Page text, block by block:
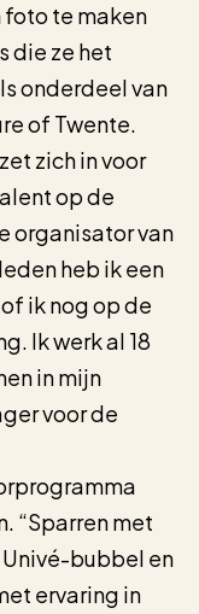
foto te maken
die ze het
onderdeel van
of Twente.
zich in voor
op de
organisator van
heb ik een
ik nog op de
Ik werk al 18
in mijn
voor de
“Sparren met
bubbel en
ervaring in